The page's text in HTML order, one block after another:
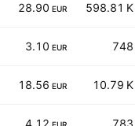
28.90 EUR 598.81 K
3.10 EUR 748
18.56 EUR 10.79 K
4.12 783